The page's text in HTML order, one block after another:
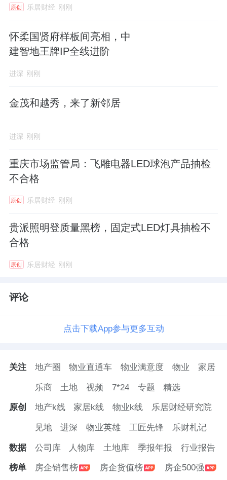
原创 乐居财经 刚刚
怀柔国贤府样板间亮相，中
建智地王牌IP全线进阶
进深 刚刚
金茂和越秀，来了新邻居
进深 刚刚
重庆市场监管局：飞雕电器LED球泡产品抽检
不合格
原创 乐居财经 刚刚
贵派照明登质量黑榜，固定式LED灯具抽检不
合格
原创 乐居财经 刚刚
评论
点击下载App参与更多互动
关注 地产圈 物业直通车 物业满意度 物业 家居
乐商 土地 视频 7*24 专题 精选
原创 地产k线 家居k线 物业k线 乐居财经研究院
见地 进深 物业英雄 工匠先锋 乐财札记
数据 公司库 人物库 土地库 季报年报 行业报告
榜单 房企销售榜 房企货值榜 房企500强